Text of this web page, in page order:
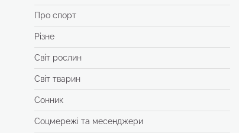
Про спорт
Різне
Світ рослин
Світ тварин
Сонник
Соцмережі та месенджери